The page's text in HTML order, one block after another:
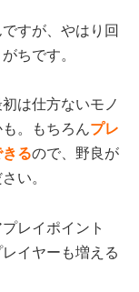
すが、やはり回
ちです。
は仕方ないモノ
。もちろんプレ
るので、野良が
い。
レイポイント
イヤーも増える